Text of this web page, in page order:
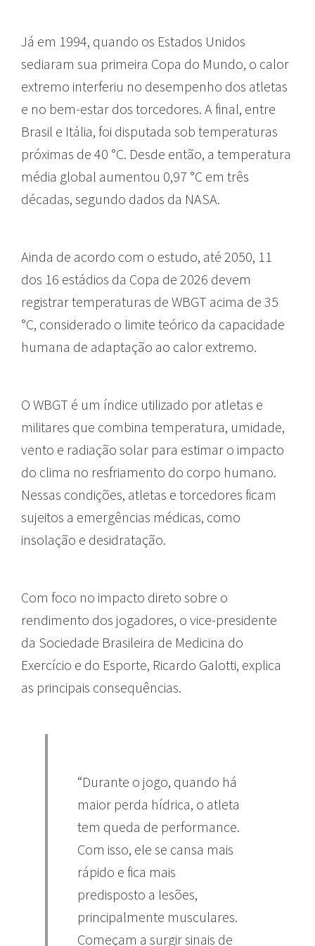
Já em 1994, quando os Estados Unidos
sediaram sua primeira Copa do Mundo, o calor
extremo interferiu no desempenho dos atletas
e no bem-estar dos torcedores. A final, entre
Brasil e Itália, foi disputada sob temperaturas
próximas de 40 °C. Desde então, a temperatura
média global aumentou 0,97 °C em três
décadas, segundo dados da NASA.
Ainda de acordo com o estudo, até 2050, 11
dos 16 estádios da Copa de 2026 devem
registrar temperaturas de WBGT acima de 35
°C, considerado o limite teórico da capacidade
humana de adaptação ao calor extremo.
O WBGT é um índice utilizado por atletas e
militares que combina temperatura, umidade,
vento e radiação solar para estimar o impacto
do clima no resfriamento do corpo humano.
Nessas condições, atletas e torcedores ficam
sujeitos a emergências médicas, como
insolação e desidratação.
Com foco no impacto direto sobre o
rendimento dos jogadores, o vice-presidente
da Sociedade Brasileira de Medicina do
Exercício e do Esporte, Ricardo Galotti, explica
as principais consequências.
“Durante o jogo, quando há
maior perda hídrica, o atleta
tem queda de performance.
Com isso, ele se cansa mais
rápido e fica mais
predisposto a lesões,
principalmente musculares.
Começam a surgir sinais de